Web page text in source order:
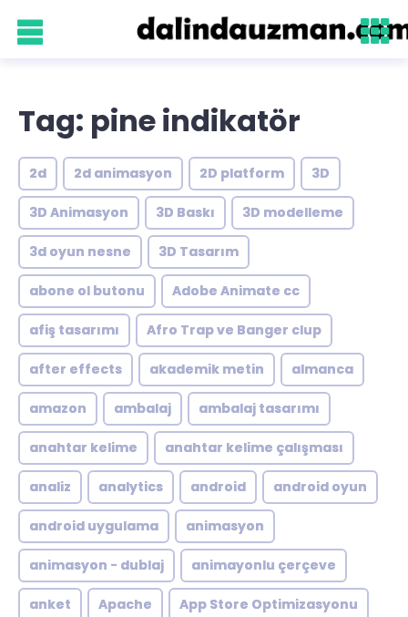
Tag: pine indikatör
2d 2d animasyon 2D platform 3D
3D Animasyon 3D Baskı 3D modelleme
3d oyun nesne 3D Tasarım
abone ol butonu Adobe Animate cc
afiş tasarımı Afro Trap ve Banger clup
after effects akademik metin almanca
amazon ambalaj ambalaj tasarımı
anahtar kelime anahtar kelime çalışması
analiz analytics android android oyun
android uygulama animasyon
animasyon - dublaj animayonlu çerçeve
anket Apache App Store Optimizasyonu